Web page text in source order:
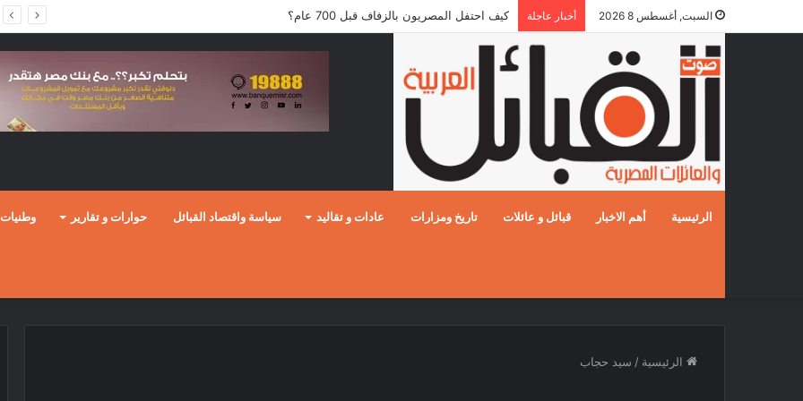
السبت, أغسطس 8 2026 أخبار عاجلة كيف احتفل المصريون بالزفاف قبل 700 عام؟
الرئيسية أهم الاخبار قبائل و عائلات تاريخ ومزارات عادات و تقاليد سياسة واقتصاد القبائل حوارات و تقارير وطنيات
الرئيسية / سيد حجاب